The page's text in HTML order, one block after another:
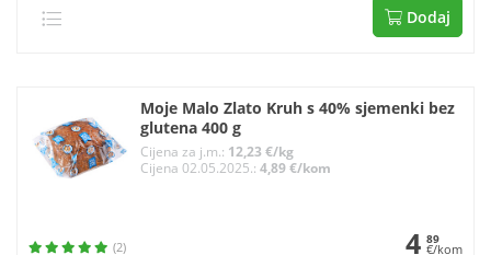
Dodaj
Moje Malo Zlato Kruh s 40% sjemenki bez
glutena 400 g
Cijena za j.m.: 12,23 €/kg
Cijena 02.05.2025.:4,89 €/kom
(2) 4 89
€/kom